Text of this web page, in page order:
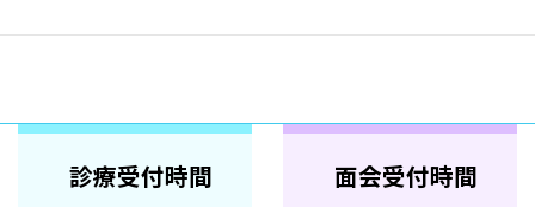
診療受付時間 面会受付時間